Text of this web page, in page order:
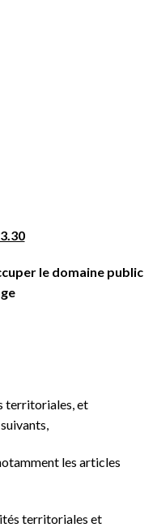
le domaine public
territoriales, et
les articles
territoriales et